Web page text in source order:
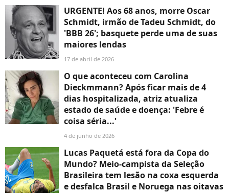
URGENTE! Aos 68 anos, morre Oscar
Schmidt, irmão de Tadeu Schmidt, do
'BBB 26'; basquete perde uma de suas
maiores lendas
17 de abril de 2026
O que aconteceu com Carolina
Dieckmmann? Após ficar mais de 4
dias hospitalizada, atriz atualiza
estado de saúde e doença: 'Febre é
coisa séria...'
4 de junho de 2026
Lucas Paquetá está fora da Copa do
Mundo? Meio-campista da Seleção
Brasileira tem lesão na coxa esquerda
e desfalca Brasil e Noruega nas oitavas